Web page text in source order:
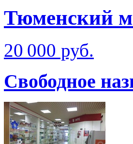
Тюменский
20 000 руб.
Свободное